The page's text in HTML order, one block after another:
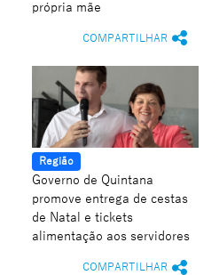
própria mãe
COMPARTILHAR
Região
Governo de Quintana
promove entrega de cestas
de Natal e tickets
alimentação aos servidores
COMPARTILHAR